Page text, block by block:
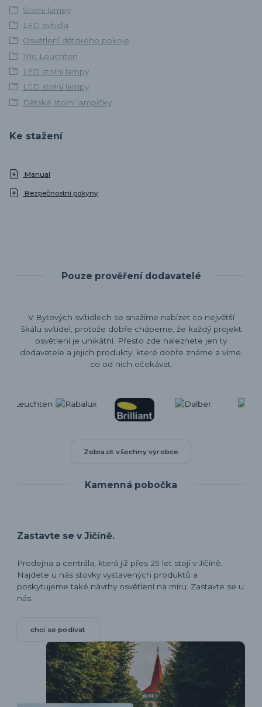
Stolní lampy
LED svítidla
Osvětlení dětského pokoje
Trio Leuchten
LED stolní lampy
LED stolní lampy
Dětské stolní lampičky
Ke stažení
Manual
Bezpečnostní pokyny
Pouze prověření dodavatelé
V Bytových svítidlech se snažíme nabízet co největší
škálu svítidel, protože dobře chápeme, že každý projekt
osvětlení je unikátní. Přesto zde naleznete jen ty
dodavatele a jejich produkty, které dobře známe a víme,
co od nich očekávat.
Zobrazit všechny výrobce
Kamenná pobočka
Zastavte se v Jičíně.
Prodejna a centrála, která již přes 25 let stojí v Jičíně.
Najdete u nás stovky vystavených produktů a
poskytujeme také návrhy osvětlení na míru. Zastavte se u
nás.
chci se podívat